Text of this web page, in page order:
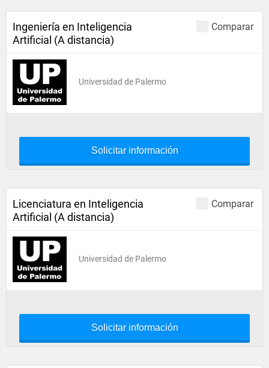
Comparar
Ingeniería en Inteligencia
Artificial (A distancia)
Universidad de Palermo
Solicitar información
Comparar
Licenciatura en Inteligencia
Artificial (A distancia)
Universidad de Palermo
Solicitar información